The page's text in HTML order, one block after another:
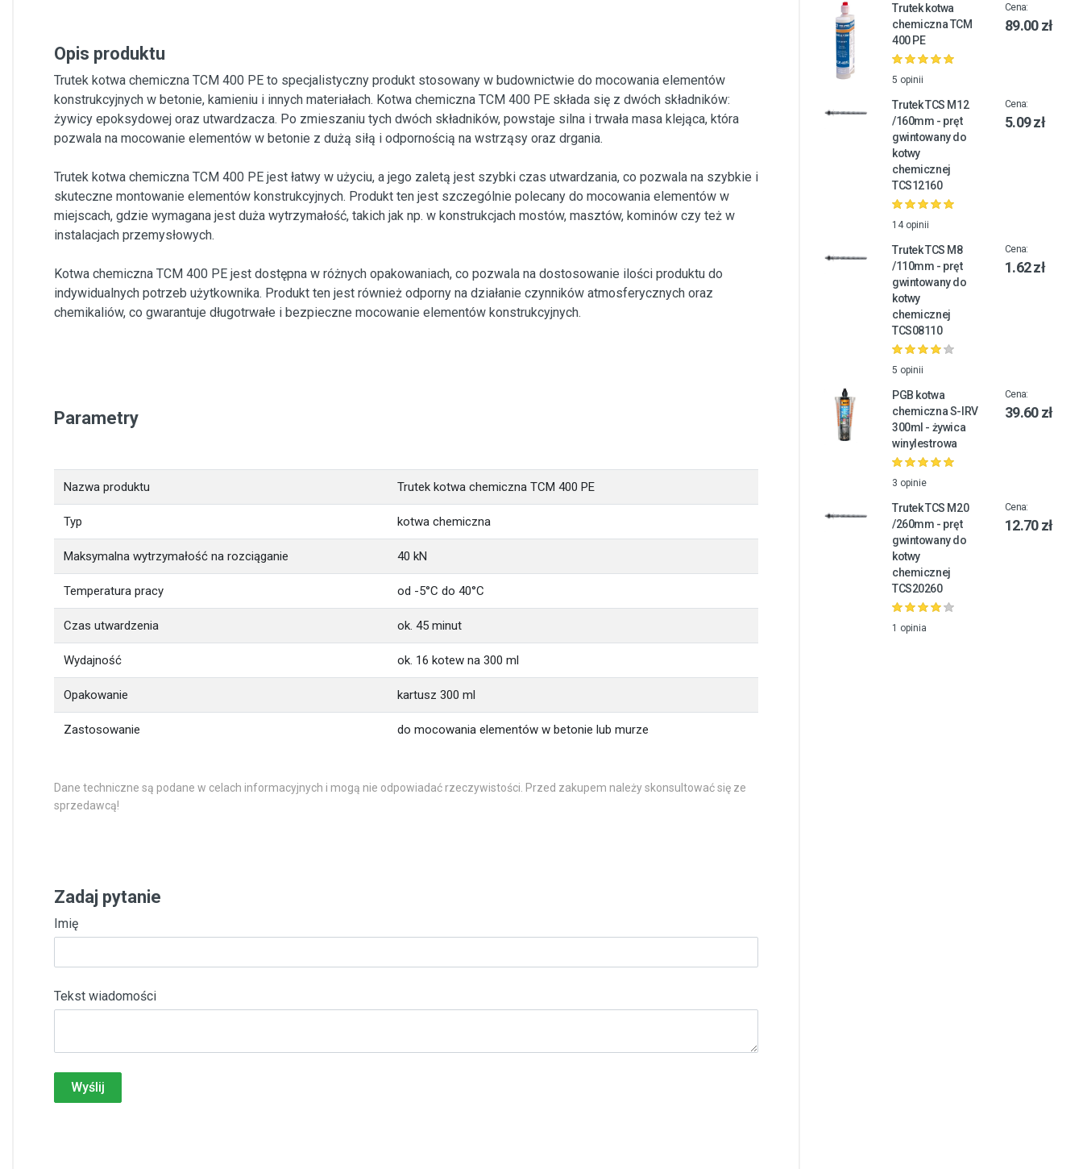
Opis produktu
Trutek kotwa chemiczna TCM 400 PE to specjalistyczny produkt stosowany w budownictwie do mocowania elementów
konstrukcyjnych w betonie, kamieniu i innych materiałach. Kotwa chemiczna TCM 400 PE składa się z dwóch składników:
żywicy epoksydowej oraz utwardzacza. Po zmieszaniu tych dwóch składników, powstaje silna i trwała masa klejąca, która
pozwala na mocowanie elementów w betonie z dużą siłą i odpornością na wstrząsy oraz drgania.
Trutek kotwa chemiczna TCM 400 PE jest łatwy w użyciu, a jego zaletą jest szybki czas utwardzania, co pozwala na szybkie i
skuteczne montowanie elementów konstrukcyjnych. Produkt ten jest szczególnie polecany do mocowania elementów w
miejscach, gdzie wymagana jest duża wytrzymałość, takich jak np. w konstrukcjach mostów, masztów, kominów czy też w
instalacjach przemysłowych.
Kotwa chemiczna TCM 400 PE jest dostępna w różnych opakowaniach, co pozwala na dostosowanie ilości produktu do
indywidualnych potrzeb użytkownika. Produkt ten jest również odporny na działanie czynników atmosferycznych oraz
chemikaliów, co gwarantuje długotrwałe i bezpieczne mocowanie elementów konstrukcyjnych.
Parametry
Nazwa produktu Trutek kotwa chemiczna TCM 400 PE
Typ kotwa chemiczna
Maksymalna wytrzymałość na rozciąganie 40 kN
Temperatura pracy od -5°C do 40°C
Czas utwardzenia ok. 45 minut
Wydajność ok. 16 kotew na 300 ml
Opakowanie kartusz 300 ml
Zastosowanie do mocowania elementów w betonie lub murze
Dane techniczne są podane w celach informacyjnych i mogą nie odpowiadać rzeczywistości. Przed zakupem należy skonsultować się ze
sprzedawcą!
Zadaj pytanie
Imię
Tekst wiadomości
Wyślij
Trutek kotwa
chemiczna TCM
400 PE
5 opinii
Cena:
89.00 zł
Trutek TCS M12
/160mm - pręt
gwintowany do
kotwy
chemicznej
TCS12160
14 opinii
Cena:
5.09 zł
Trutek TCS M8
/110mm - pręt
gwintowany do
kotwy
chemicznej
TCS08110
5 opinii
Cena:
1.62 zł
PGB kotwa
chemiczna S-IRV
300ml - żywica
winylestrowa
3 opinie
Cena:
39.60 zł
Trutek TCS M20
/260mm - pręt
gwintowany do
kotwy
chemicznej
TCS20260
1 opinia
Cena:
12.70 zł